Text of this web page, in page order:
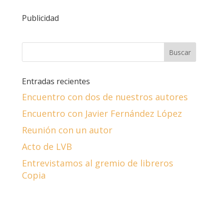
Publicidad
Entradas recientes
Encuentro con dos de nuestros autores
Encuentro con Javier Fernández López
Reunión con un autor
Acto de LVB
Entrevistamos al gremio de libreros
Copia